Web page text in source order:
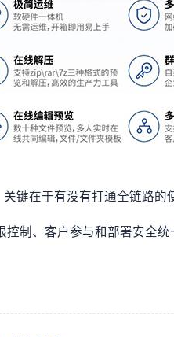
键在于有没有打通全链路的
制、客户参与和部署安全